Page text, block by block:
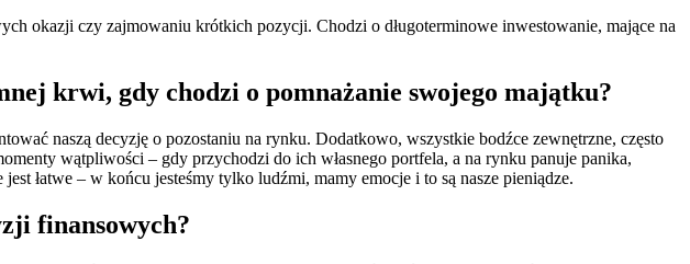
okazji czy zajmowaniu krótkich pozycji. Chodzi o długoterminowe inwestowanie, mające na
krwi, gdy chodzi o pomnażanie swojego majątku?
naszą decyzję o pozostaniu na rynku. Dodatkowo, wszystkie bodźce zewnętrzne, często
wątpliwości – gdy przychodzi do ich własnego portfela, a na rynku panuje panika,
łatwe – w końcu jesteśmy tylko ludźmi, mamy emocje i to są nasze pieniądze.
finansowych?